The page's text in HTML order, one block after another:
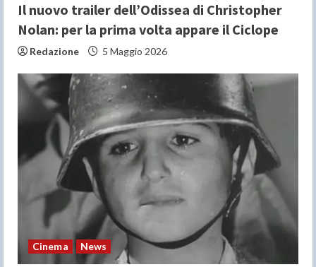
Il nuovo trailer dell’Odissea di Christopher
Nolan: per la prima volta appare il Ciclope
Redazione 5 Maggio 2026
Cinema News